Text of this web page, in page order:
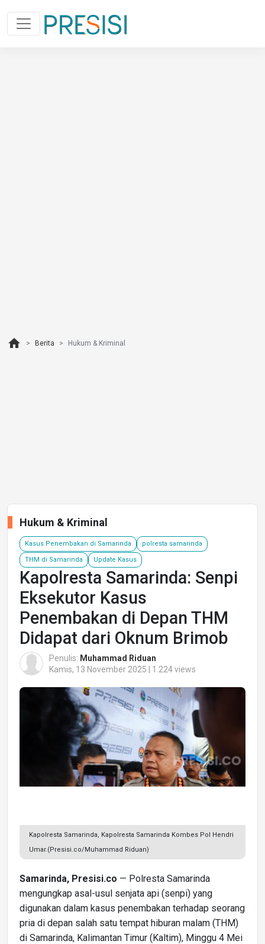
home Berita Hukum & Kriminal
Hukum & Kriminal
Kasus Penembakan di Samarinda polresta samarinda
THM di Samarinda Update Kasus
Kapolresta Samarinda: Senpi
Eksekutor Kasus
Penembakan di Depan THM
Didapat dari Oknum Brimob
Penulis: Muhammad Riduan
Kamis, 13 November 2025 | 1.224 views
Kapolresta Samarinda, Kapolresta Samarinda Kombes Pol Hendri
Umar.(Presisi.co/Muhammad Riduan)
Samarinda, Presisi.co — Polresta Samarinda
mengungkap asal-usul senjata api (senpi) yang
digunakan dalam kasus penembakan terhadap seorang
pria di depan salah satu tempat hiburan malam (THM)
di Samarinda, Kalimantan Timur (Kaltim), Minggu 4 Mei